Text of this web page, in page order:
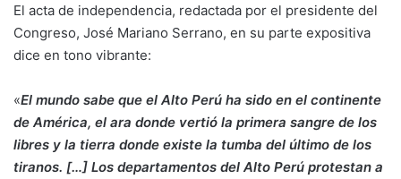
El acta de independencia, redactada por el presidente del
Congreso, José Mariano Serrano, en su parte expositiva
dice en tono vibrante:
«El mundo sabe que el Alto Perú ha sido en el continente
de América, el ara donde vertió la primera sangre de los
libres y la tierra donde existe la tumba del último de los
tiranos. […] Los departamentos del Alto Perú protestan a